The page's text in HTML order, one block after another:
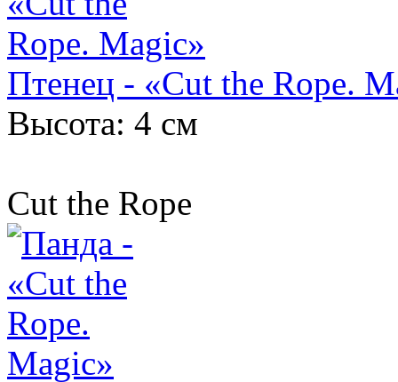
Птенец - «Cut the Rope.
Высота: 4 см
Cut the Rope